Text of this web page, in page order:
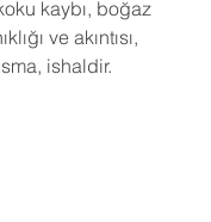
kaybı, boğaz
ve akıntısı,
ishaldir.